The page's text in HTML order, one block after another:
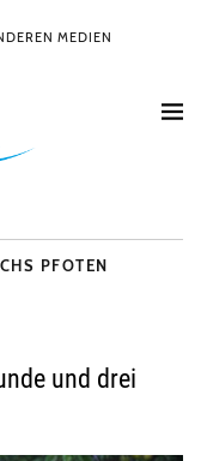
MEDIEN
PFOTEN
und drei